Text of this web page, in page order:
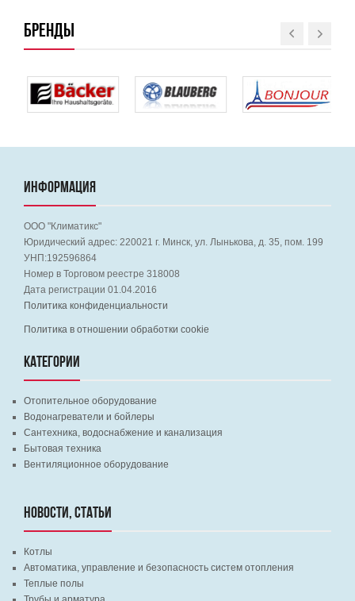
БРЕНДЫ
ИНФОРМАЦИЯ
ООО "Климатикс"
Юридический адрес: 220021 г. Минск, ул. Лынькова, д. 35, пом. 199
УНП:192596864
Номер в Торговом реестре 318008
Дата регистрации 01.04.2016
Политика конфиденциальности
Политика в отношении обработки cookie
КАТЕГОРИИ
Отопительное оборудование
Водонагреватели и бойлеры
Сантехника, водоснабжение и канализация
Бытовая техника
Вентиляционное оборудование
НОВОСТИ, СТАТЬИ
Котлы
Автоматика, управление и безопасность систем отопления
Теплые полы